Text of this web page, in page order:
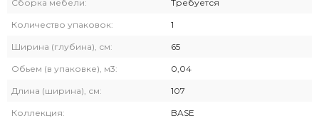
Сборка мебели: Требуется
Количество упаковок: 1
Ширина (глубина), см: 65
Обьем (в упаковке), м3: 0,04
Длина (ширина), см: 107
Коллекция: BASE